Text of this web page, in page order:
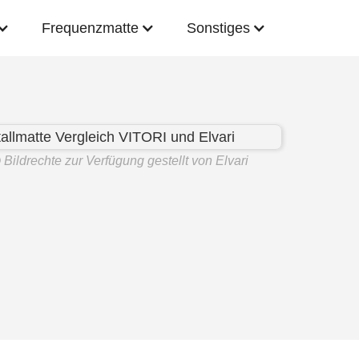
Frequenzmatte Sonstiges
Bildrechte zur Verfügung gestellt von Elvari